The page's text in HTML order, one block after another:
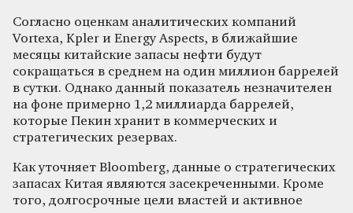
Согласно оценкам аналитических компаний
Vortexa, Kpler и Energy Aspects, в ближайшие
месяцы китайские запасы нефти будут
сокращаться в среднем на один миллион баррелей
в сутки. Однако данный показатель незначителен
на фоне примерно 1,2 миллиарда баррелей,
которые Пекин хранит в коммерческих и
стратегических резервах.
Как уточняет Bloomberg, данные о стратегических
запасах Китая являются засекреченными. Кроме
того, долгосрочные цели властей и активное